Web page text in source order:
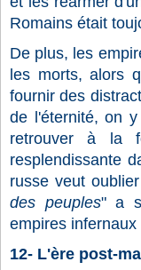
Romains était
De plus, les
les morts, alors
fournir des
de l'éternité, on
retrouver à la
resplendissante
russe veut
des peuples" a
empires
12- L'ère post-